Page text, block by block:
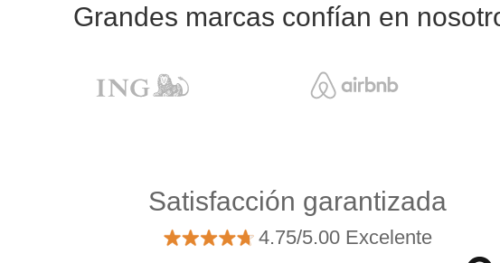
Grandes marcas confían en
Satisfacción garantizada
4.75/5.00 Excelente